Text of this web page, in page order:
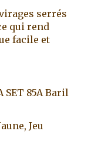
serrés
qui rend
facile et
SET 85A Baril
Jeu